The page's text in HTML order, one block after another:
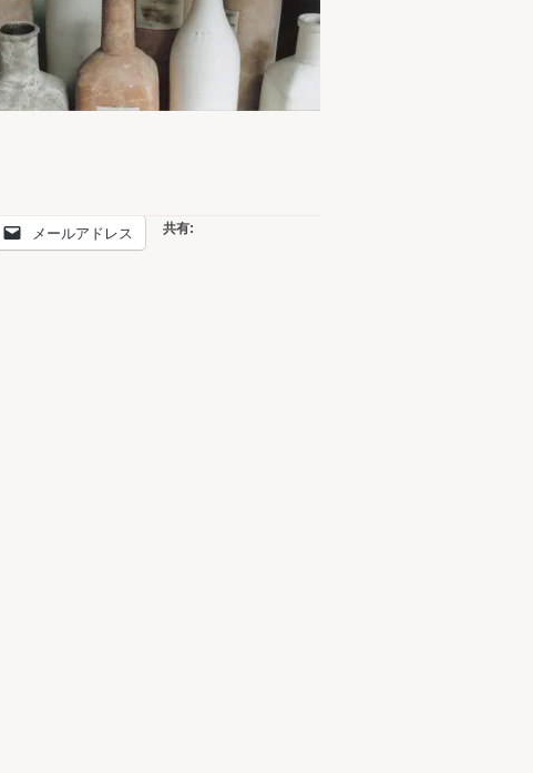
共有:
メールアドレス